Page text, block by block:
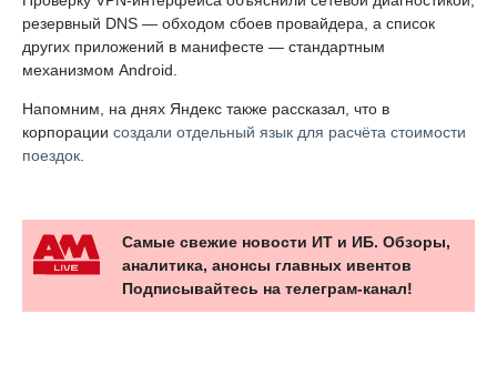
резервный DNS — обходом сбоев провайдера, а список
других приложений в манифесте — стандартным
механизмом Android.
Напомним, на днях Яндекс также рассказал, что в
корпорации создали отдельный язык для расчёта стоимости
поездок
Самые свежие новости ИТ и ИБ. Обзоры,
аналитика, анонсы главных ивентов
Подписывайтесь на телеграм-канал!